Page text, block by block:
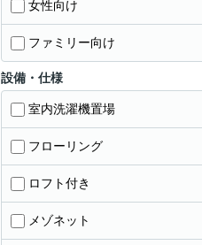
女性向け
ファミリー向け
設備・仕様
室内洗濯機置場
フローリング
ロフト付き
メゾネット